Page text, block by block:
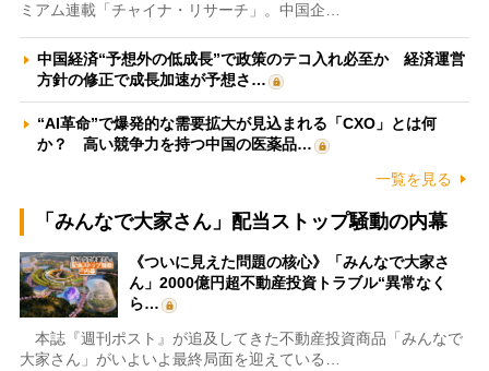
ミアム連載「チャイナ・リサーチ」。中国企…
中国経済“予想外の低成長”で政策のテコ入れ必至か 経済運営
方針の修正で成長加速が予想さ…
“AI革命”で爆発的な需要拡大が見込まれる「CXO」とは何
か？ 高い競争力を持つ中国の医薬品…
一覧を見る
「みんなで大家さん」配当ストップ騒動の内幕
《ついに見えた問題の核心》「みんなで大家さ
ん」2000億円超不動産投資トラブル“異常なく
ら…
本誌『週刊ポスト』が追及してきた不動産投資商品「みんなで
大家さん」がいよいよ最終局面を迎えている…